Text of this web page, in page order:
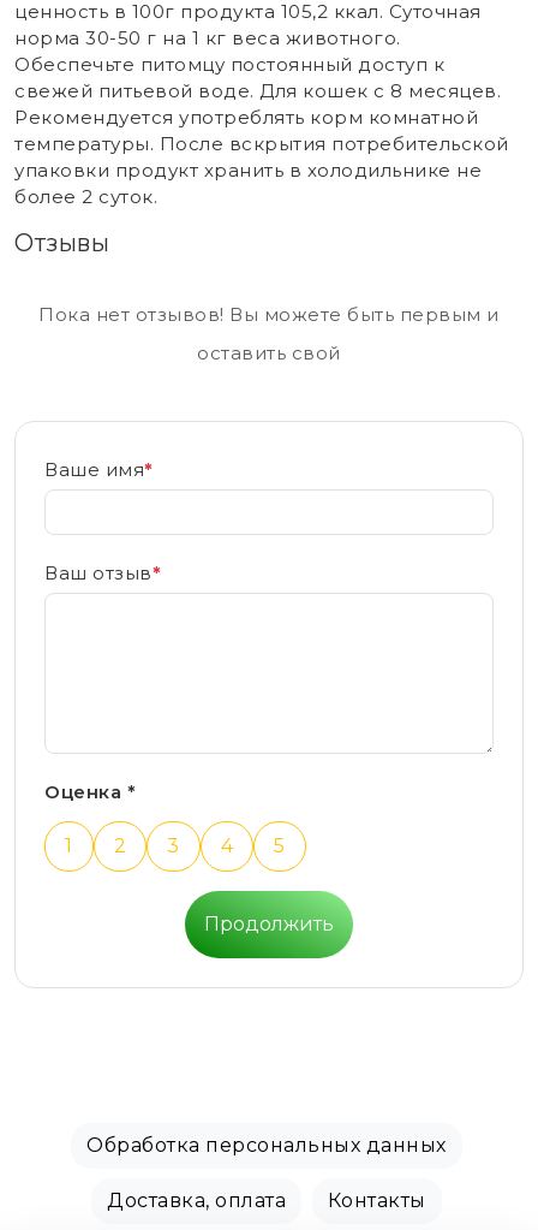
ценность в 100г продукта 105,2 ккал. Суточная
норма 30-50 г на 1 кг веса животного.
Обеспечьте питомцу постоянный доступ к
свежей питьевой воде. Для кошек с 8 месяцев.
Рекомендуется употреблять корм комнатной
температуры. После вскрытия потребительской
упаковки продукт хранить в холодильнике не
более 2 суток.
Отзывы
Пока нет отзывов! Вы можете быть первым и
оставить свой
Ваше имя*
Ваш отзыв*
Оценка *
1 2 3 4 5
Продолжить
Обработка персональных данных
Доставка, оплата Контакты